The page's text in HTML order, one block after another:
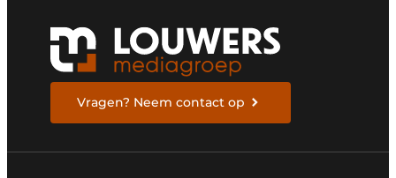
Vragen? Neem contact op